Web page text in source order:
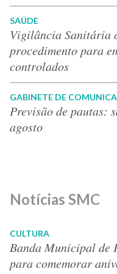
SAÚDE
Vigilância Sanitária
procedimento para
controlados
GABINETE DE
Previsão de pautas:
agosto
Notícias SMC
CULTURA
Banda Municipal de
para comemorar